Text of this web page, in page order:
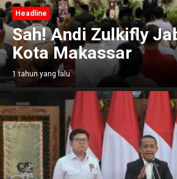
Headline
Sah! Andi Zulkifly
Kota Makassar
1 tahun yang lalu